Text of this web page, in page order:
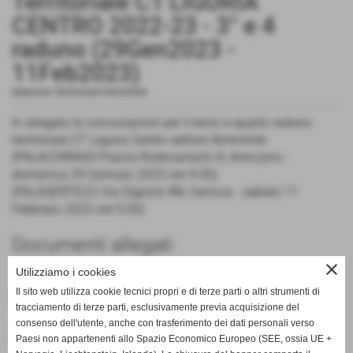
CENTRO 2022-23 - 3° e 4
raduno (
29Gen2023 -
11Feb2023)
In allegato le convocazioni per il terzo e quarto raduno
territoriale CT Liguria Centro settore femminile
(PALACORRADI Piazza Rodocanachi 8, Arenzano -
domenica 29 Gennaio 2023 ore 9.00)
(PALASERTECO Via Digione 48r, Genova - sabato 11
Febbraio 2023 ore 9.00)
Documenti allegati
selezione 2023 femminile terzo-quarto
raduno territoriale (29Gen-
11Feb)_25Gen2023
Dimensione: 576,81 KB
close
Utilizziamo i cookies
Il sito web utilizza cookie tecnici propri e di terze parti o altri strumenti di
tracciamento di terze parti, esclusivamente previa acquisizione del
consenso dell'utente, anche con trasferimento dei dati personali verso
Paesi non appartenenti allo Spazio Economico Europeo (SEE, ossia UE +